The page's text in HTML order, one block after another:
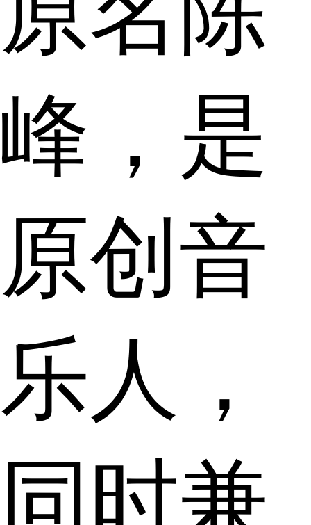
峰，是
原创音
乐人，
同时兼